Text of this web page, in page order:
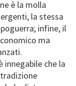
è la molla
la stessa
infine, il
ma
innegabile che la